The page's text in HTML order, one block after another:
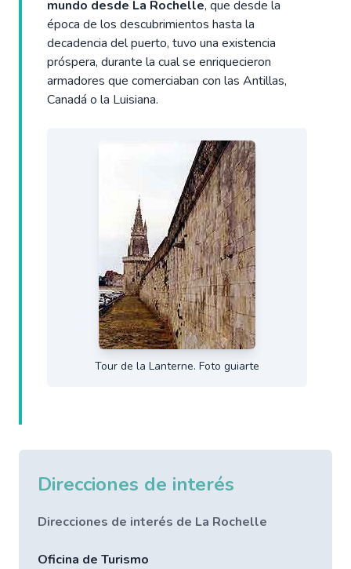
mundo desde La Rochelle, que desde la
época de los descubrimientos hasta la
decadencia del puerto, tuvo una existencia
próspera, durante la cual se enriquecieron
armadores que comerciaban con las Antillas,
Canadá o la Luisiana.
Tour de la Lanterne. Foto guiarte
Direcciones de interés
Direcciones de interés de La Rochelle
Oficina de Turismo